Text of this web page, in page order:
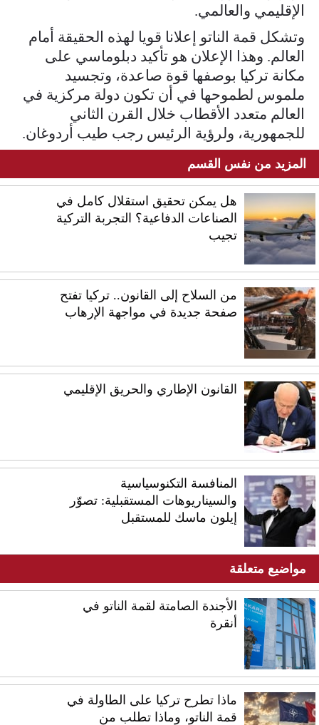
الإقليمي والعالمي.
وتشكل قمة الناتو إعلانا قويا لهذه الحقيقة أمام
العالم. وهذا الإعلان هو تأكيد دبلوماسي على
مكانة تركيا بوصفها قوة صاعدة، وتجسيد
ملموس لطموحها في أن تكون دولة مركزية في
العالم متعدد الأقطاب خلال القرن الثاني
للجمهورية، ولرؤية الرئيس رجب طيب أردوغان.
المزيد من نفس القسم
هل يمكن تحقيق استقلال كامل في
الصناعات الدفاعية؟ التجربة التركية
تجيب
من السلاح إلى القانون.. تركيا تفتح
صفحة جديدة في مواجهة الإرهاب
القانون الإطاري والحريق الإقليمي
المنافسة التكنوسياسية
والسيناريوهات المستقبلية: تصوّر
إيلون ماسك للمستقبل
مواضيع متعلقة
الأجندة الصامتة لقمة الناتو في
أنقرة
ماذا تطرح تركيا على الطاولة في
قمة الناتو، وماذا تطلب من